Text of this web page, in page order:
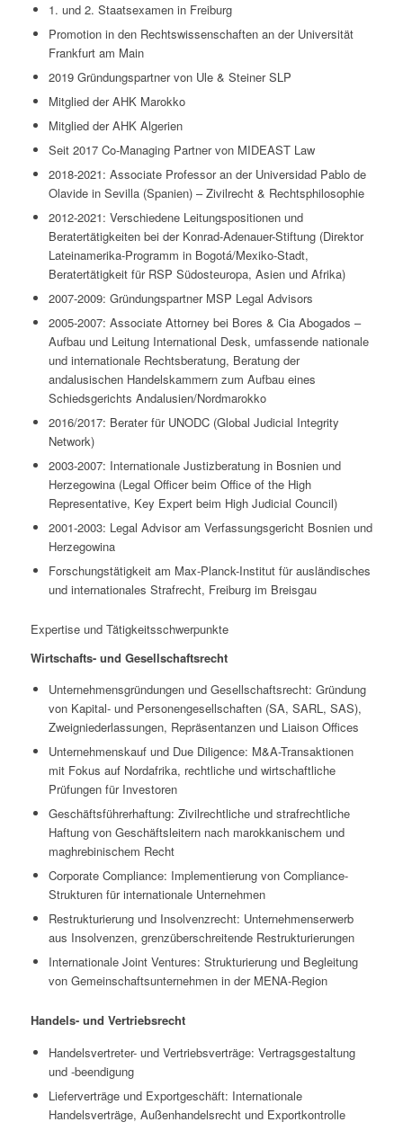
1. und 2. Staatsexamen in Freiburg
Promotion in den Rechtswissenschaften an der Universität
Frankfurt am Main
2019 Gründungspartner von Ule & Steiner SLP
Mitglied der AHK Marokko
Mitglied der AHK Algerien
Seit 2017 Co-Managing Partner von MIDEAST Law
2018-2021: Associate Professor an der Universidad Pablo de
Olavide in Sevilla (Spanien) – Zivilrecht & Rechtsphilosophie
2012-2021: Verschiedene Leitungspositionen und
Beratertätigkeiten bei der Konrad-Adenauer-Stiftung (Direktor
Lateinamerika-Programm in Bogotá/Mexiko-Stadt,
Beratertätigkeit für RSP Südosteuropa, Asien und Afrika)
2007-2009: Gründungspartner MSP Legal Advisors
2005-2007: Associate Attorney bei Bores & Cia Abogados –
Aufbau und Leitung International Desk, umfassende nationale
und internationale Rechtsberatung, Beratung der
andalusischen Handelskammern zum Aufbau eines
Schiedsgerichts Andalusien/Nordmarokko
2016/2017: Berater für UNODC (Global Judicial Integrity
Network)
2003-2007: Internationale Justizberatung in Bosnien und
Herzegowina (Legal Officer beim Office of the High
Representative, Key Expert beim High Judicial Council)
2001-2003: Legal Advisor am Verfassungsgericht Bosnien und
Herzegowina
Forschungstätigkeit am Max-Planck-Institut für ausländisches
und internationales Strafrecht, Freiburg im Breisgau
Expertise und Tätigkeitsschwerpunkte
Wirtschafts- und Gesellschaftsrecht
Unternehmensgründungen und Gesellschaftsrecht: Gründung
von Kapital- und Personengesellschaften (SA, SARL, SAS),
Zweigniederlassungen, Repräsentanzen und Liaison Offices
Unternehmenskauf und Due Diligence: M&A-Transaktionen
mit Fokus auf Nordafrika, rechtliche und wirtschaftliche
Prüfungen für Investoren
Geschäftsführerhaftung: Zivilrechtliche und strafrechtliche
Haftung von Geschäftsleitern nach marokkanischem und
maghrebinischem Recht
Corporate Compliance: Implementierung von Compliance-
Strukturen für internationale Unternehmen
Restrukturierung und Insolvenzrecht: Unternehmenserwerb
aus Insolvenzen, grenzüberschreitende Restrukturierungen
Internationale Joint Ventures: Strukturierung und Begleitung
von Gemeinschaftsunternehmen in der MENA-Region
Handels- und Vertriebsrecht
Handelsvertreter- und Vertriebsverträge: Vertragsgestaltung
und -beendigung
Lieferverträge und Exportgeschäft: Internationale
Handelsverträge, Außenhandelsrecht und Exportkontrolle